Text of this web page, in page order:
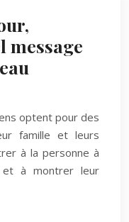
message
optent pour des
famille et leurs
à la personne à
à montrer leur